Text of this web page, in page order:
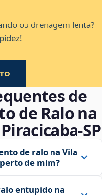
ou drenagem lenta?
de
de Ralo na
de ralo na Vila
de mim?
entupido na